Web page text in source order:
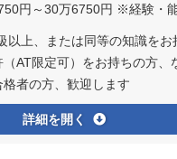
6750円 ※経験・能力など考慮の上、決定いたします ※残業代
以上、または同等の知識をお
AT限定可）をお持ちの方、
者の方、歓迎します
詳細を開く